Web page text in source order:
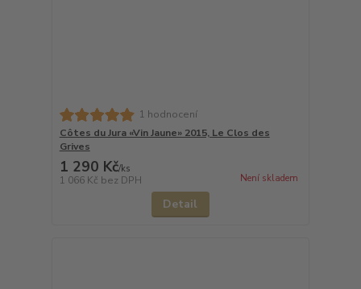
1 hodnocení
Côtes du Jura «Vin Jaune» 2015, Le Clos des
Grives
1 290 Kč/ks
1 066 Kč bez DPH Není skladem
Detail